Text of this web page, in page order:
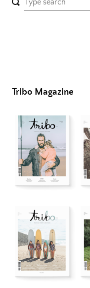
Tribo Magazine